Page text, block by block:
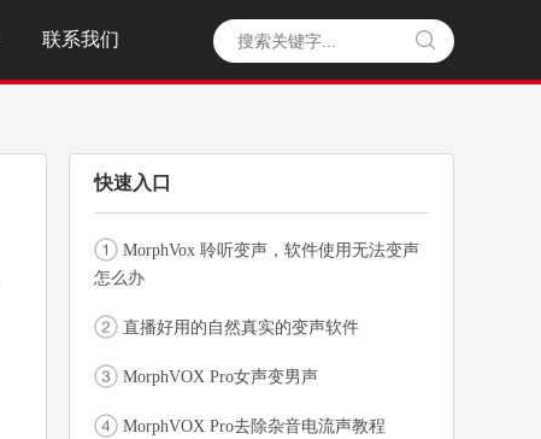

联系我们
快速入口
MorphVox 聆听变声，软件使用无法变声
怎么办
直播好用的自然真实的变声软件
MorphVOX Pro女声变男声
MorphVOX Pro去除杂音电流声教程